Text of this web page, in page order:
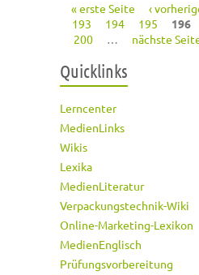
Seiten
« erste Seite ‹
193
194 195 196
200
… nächste
Quicklinks
Lerncenter
MedienLinks
Wikis
Lexika
MedienLiteratur
Verpackungstechnik-Wiki
Online-Marketing-Lexikon
MedienEnglisch
Prüfungsvorbereitung